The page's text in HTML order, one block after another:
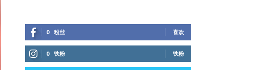
0 粉丝 喜欢
0 铁粉 铁粉